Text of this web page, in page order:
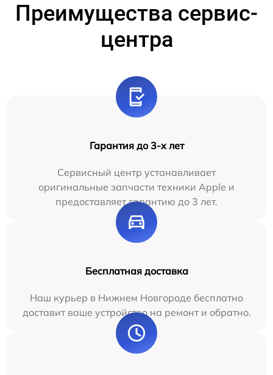
Преимущества сервис-
центра
Гарантия до 3-х лет
Сервисный центр устанавливает
оригинальные запчасти техники Apple и
предоставляет гарантию до 3 лет.
Бесплатная доставка
Наш курьер в Нижнем Новгороде бесплатно
доставит ваше устройство на ремонт и обратно.